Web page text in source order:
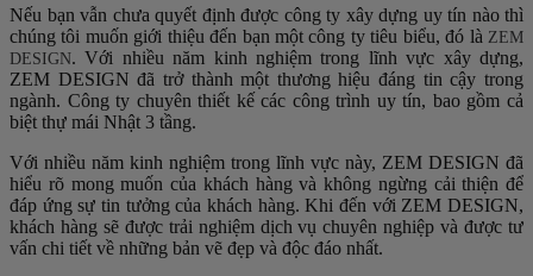
Nếu bạn vẫn chưa quyết định được công ty xây dựng uy tín nào thì
chúng tôi muốn giới thiệu đến bạn một công ty tiêu biểu, đó là ZEM
DESIGN. Với nhiều năm kinh nghiệm trong lĩnh vực xây dựng,
ZEM DESIGN đã trở thành một thương hiệu đáng tin cậy trong
ngành. Công ty chuyên thiết kế các công trình uy tín, bao gồm cả
biệt thự mái Nhật 3 tầng.
Với nhiều năm kinh nghiệm trong lĩnh vực này, ZEM DESIGN đã
hiểu rõ mong muốn của khách hàng và không ngừng cải thiện để
đáp ứng sự tin tưởng của khách hàng. Khi đến với ZEM DESIGN,
khách hàng sẽ được trải nghiệm dịch vụ chuyên nghiệp và được tư
vấn chi tiết về những bản vẽ đẹp và độc đáo nhất.